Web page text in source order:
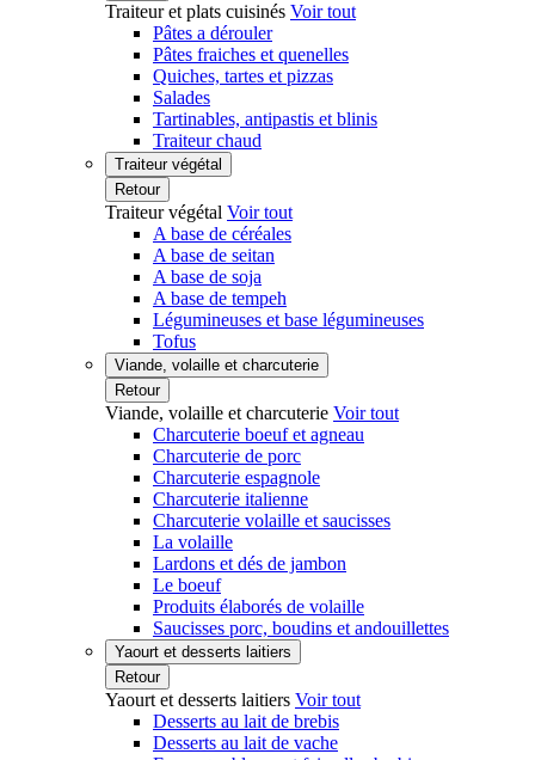
Traiteur et plats cuisinés Voir tout
Pâtes a dérouler
Pâtes fraiches et quenelles
Quiches, tartes et pizzas
Salades
Tartinables, antipastis et blinis
Traiteur chaud
Traiteur végétal
Retour
Traiteur végétal Voir tout
A base de céréales
A base de seitan
A base de soja
A base de tempeh
Légumineuses et base légumineuses
Tofus
Viande, volaille et charcuterie
Retour
Viande, volaille et charcuterie Voir tout
Charcuterie boeuf et agneau
Charcuterie de porc
Charcuterie espagnole
Charcuterie italienne
Charcuterie volaille et saucisses
La volaille
Lardons et dés de jambon
Le boeuf
Produits élaborés de volaille
Saucisses porc, boudins et andouillettes
Yaourt et desserts laitiers
Retour
Yaourt et desserts laitiers Voir tout
Desserts au lait de brebis
Desserts au lait de vache